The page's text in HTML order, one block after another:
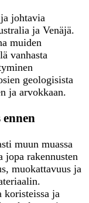
johtavia
ja Venäjä.
muiden
vanhasta
geologisista
ja arvokkaan.
muun muassa
jopa rakennusten
muokattavuus ja
ja